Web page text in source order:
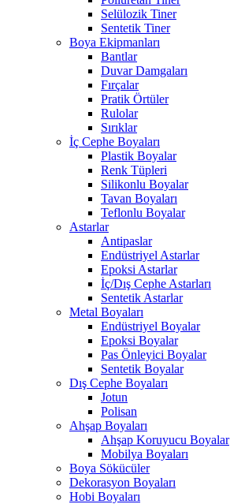
Selülozik Tiner
Sentetik Tiner
Boya Ekipmanları
Bantlar
Duvar Damgaları
Fırçalar
Pratik Örtüler
Rulolar
Sırıklar
İç Cephe Boyaları
Plastik Boyalar
Renk Tüpleri
Silikonlu Boyalar
Tavan Boyaları
Teflonlu Boyalar
Astarlar
Antipaslar
Endüstriyel Astarlar
Epoksi Astarlar
İç/Dış Cephe Astarları
Sentetik Astarlar
Metal Boyaları
Endüstriyel Boyalar
Epoksi Boyalar
Pas Önleyici Boyalar
Sentetik Boyalar
Dış Cephe Boyaları
Jotun
Polisan
Ahşap Boyaları
Ahşap Koruyucu Boyalar
Mobilya Boyaları
Boya Sökücüler
Dekorasyon Boyaları
Hobi Boyaları